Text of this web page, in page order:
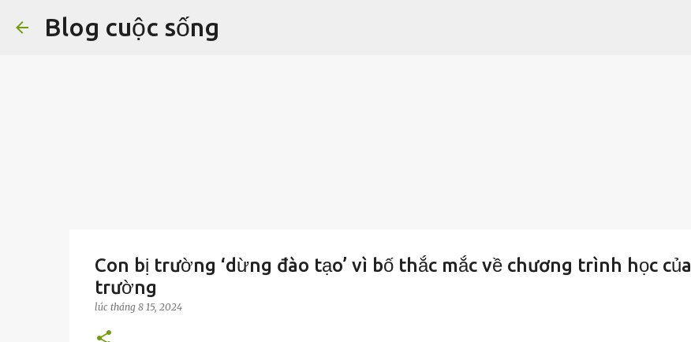
Blog cuộc sống
Con bị trường ‘dừng đào tạo’ vì bố thắc mắc về chương trình học của
trường
lúc tháng 8 15, 2024